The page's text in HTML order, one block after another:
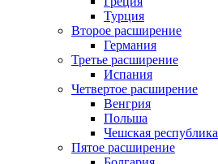
Турция
Второе расширение
Германия
Третье расширение
Испания
Четвертое расширение
Венгрия
Польша
Чешская республика
Пятое расширение